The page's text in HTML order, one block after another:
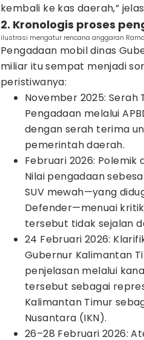
kembali ke kas daerah,”
2. Kronologis proses
ilustrasi mengatur rencana anggaran
Pengadaan mobil dinas
miliar itu sempat menjadi
peristiwanya:
November 2025: Serah
Pengadaan melalui
dengan serah terima
pemerintah daerah.
Februari 2026: Polemik
Nilai pengadaan
SUV mewah—yang
Defender—menuai
tersebut tidak sejalan
24 Februari 2026:
Gubernur Kalimantan
penjelasan melalui
tersebut sebagai
Kalimantan Timur
Nusantara (IKN).
26–28 Februari 2026: